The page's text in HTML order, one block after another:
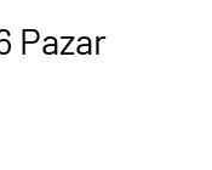
Pazar